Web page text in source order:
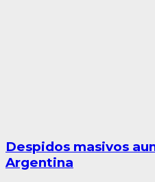
Despidos masivos
Argentina